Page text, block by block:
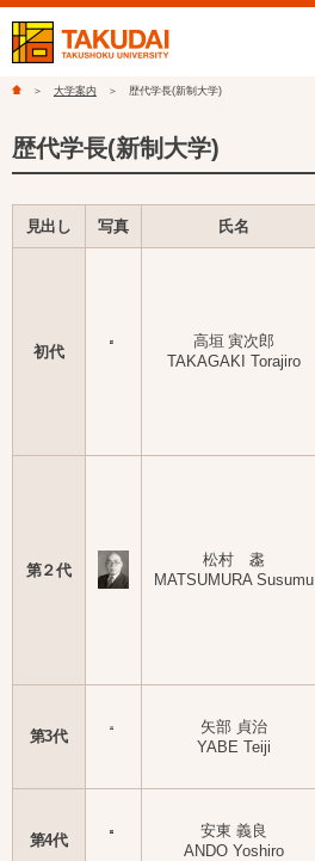
大学案内 歴代学長(新制大学)
歴代学長(新制大学)
見出し 写真 氏名
初代
高垣 寅次郎
TAKAGAKI Torajiro
第２代
松村 䏋
MATSUMURA Susumu
第3代
矢部 貞治
YABE Teiji
第4代
安東 義良
ANDO Yoshiro